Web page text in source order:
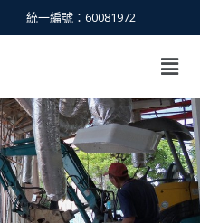
統一編號：60081972